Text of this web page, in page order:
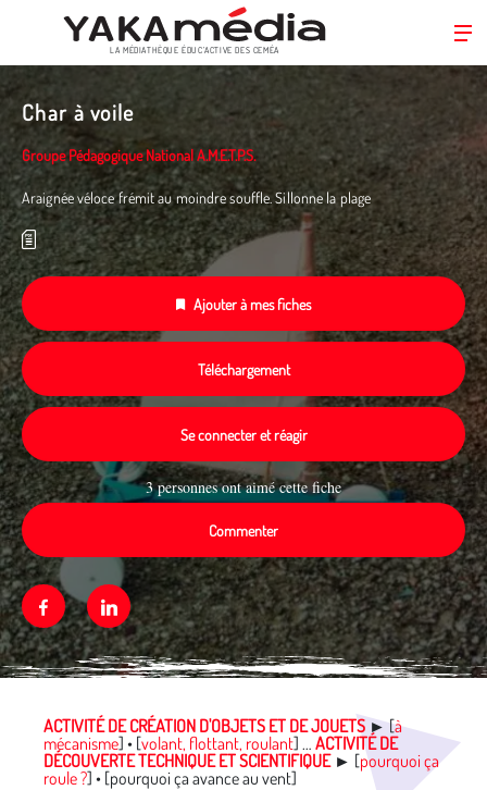
au
contenu
principal
LA MÉDIATHÈQUE ÉDUC’ACTIVE DES CEMÉA
Char à voile
Groupe Pédagogique National A.M.E.T.P.S.
Araignée véloce frémit au moindre souffle. Sillonne la plage
Ajouter à mes fiches
Téléchargement
Se connecter et réagir
3 personnes ont aimé cette fiche
Commenter
FacebookLinkedin
Média secondaire
ACTIVITÉ DE CRÉATION D'OBJETS ET DE JOUETS ►[à
mécanisme] • [volant, flottant, roulant] … ACTIVITÉ DE
DÉCOUVERTE TECHNIQUE ET SCIENTIFIQUE ► [pourquoi ça
roule ?] • [pourquoi ça avance au vent]